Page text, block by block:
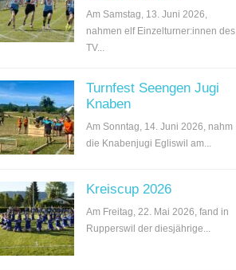
Am Samstag, 13. Juni 2026,
nahmen elf Einzelturner:innen des
TV...
Turnfest Seengen Jugi
Knaben
Am Sonntag, 14. Juni 2026, nahm
die Knabenjugi Egliswil am...
Kreiscup 2026
Am Freitag, 22. Mai 2026, fand in
Rupperswil der diesjährige...